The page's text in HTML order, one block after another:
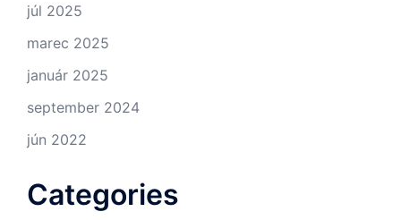
júl 2025
marec 2025
január 2025
september 2024
jún 2022
Categories